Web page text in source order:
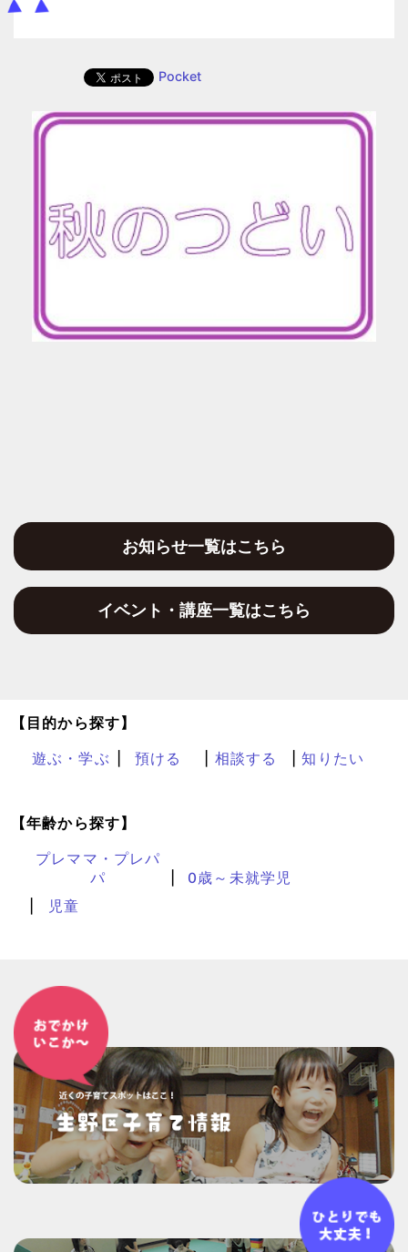
Pocket
お知らせ一覧はこちら
イベント・講座一覧はこちら
【目的から探す】
遊ぶ・学ぶ 預ける 相談する 知りたい
【年齢から探す】
プレママ・プレパ
パ
0歳～未就学児
児童